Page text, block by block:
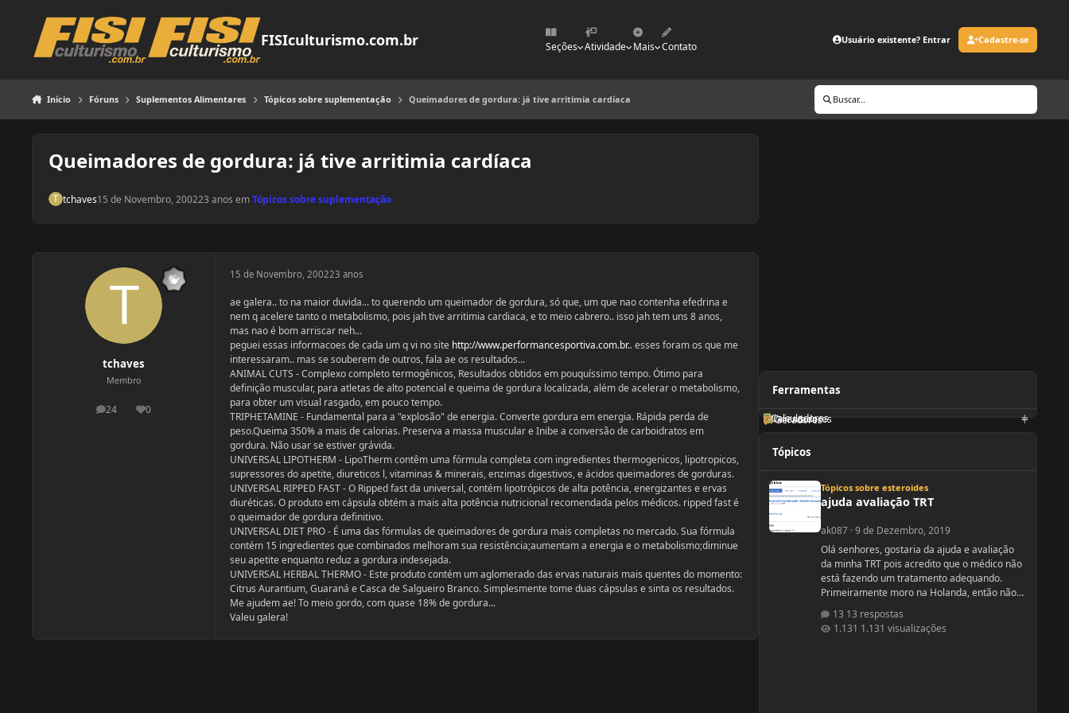
FISIculturismo.com.br Seções Atividade Mais Contato
Usuário existente? Entrar Cadastre-se
Início Fóruns Suplementos Alimentares Tópicos sobre suplementação Queimadores de gordura: já tive arritimia cardíaca Buscar...
Queimadores de gordura: já tive arritimia cardíaca
tchaves15 de Novembro, 200223 anos emTópicos sobre suplementação
tchaves
Membro
24
postagens
0
Reputação
15 de Novembro, 200223 anos
ae galera.. to na maior duvida... to querendo um queimador de gordura, só que, um que nao contenha efedrina e
nem q acelere tanto o metabolismo, pois jah tive arritimia cardiaca, e to meio cabrero.. isso jah tem uns 8 anos,
mas nao é bom arriscar neh...
peguei essas informacoes de cada um q vi no site http://www.performancesportiva.com.br.. esses foram os que me
interessaram.. mas se souberem de outros, fala ae os resultados...
ANIMAL CUTS - Complexo completo termogênicos, Resultados obtidos em pouquíssimo tempo. Ótimo para
definição muscular, para atletas de alto potencial e queima de gordura localizada, além de acelerar o metabolismo,
para obter um visual rasgado, em pouco tempo.
TRIPHETAMINE - Fundamental para a "explosão" de energia. Converte gordura em energia. Rápida perda de
peso.Queima 350% a mais de calorias. Preserva a massa muscular e Inibe a conversão de carboidratos em
gordura. Não usar se estiver grávida.
UNIVERSAL LIPOTHERM - LipoTherm contêm uma fórmula completa com ingredientes thermogenicos, lipotropicos,
supressores do apetite, diureticos l, vitaminas & minerais, enzimas digestivos, e ácidos queimadores de gorduras.
UNIVERSAL RIPPED FAST - O Ripped fast da universal, contém lipotrópicos de alta potência, energizantes e ervas
diuréticas. O produto em cápsula obtém a mais alta potência nutricional recomendada pelos médicos. ripped fast é
o queimador de gordura definitivo.
UNIVERSAL DIET PRO - É uma das fórmulas de queimadores de gordura mais completas no mercado. Sua fórmula
contém 15 ingredientes que combinados melhoram sua resistência;aumentam a energia e o metabolismo;diminue
seu apetite enquanto reduz a gordura indesejada.
UNIVERSAL HERBAL THERMO - Este produto contém um aglomerado das ervas naturais mais quentes do momento:
Citrus Aurantium, Guaraná e Casca de Salgueiro Branco. Simplesmente tome duas cápsulas e sinta os resultados.
Me ajudem ae! To meio gordo, com quase 18% de gordura...
Valeu galera!
Ferramentas
Geradores
Orientadores
Calculadoras
Tópicos
Tópicos sobre esteroides
ajuda avaliação TRT
ak087·9 de Dezembro, 2019
Olá senhores, gostaria da ajuda e avaliação
da minha TRT pois acredito que o médico não
está fazendo um tratamento adequando.
Primeiramente moro na Holanda, então não
vontade, tenho que ir no médico da familia,
este por sua vez decide ou não se pede os
13 respostas
1.131 visualizações